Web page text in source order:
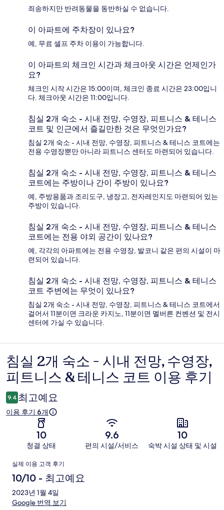
죄송하지만 반려동물을 동반하실 수 없습니다.
이 아파트에 주차장이 있나요?
예, 무료 셀프 주차 이용이 가능합니다.
이 아파트의 체크인 시간과 체크아웃 시간은 언제인가
요?
체크인 시작 시간은 15:00이며, 체크인 종료 시간은 23:00입니
다. 체크아웃 시간은 11:00입니다.
침실 2개 숙소 - 시내 전망, 수영장, 피트니스 & 테니스
코트 및 인근에서 즐길만한 것은 무엇인가요?
침실 2개 숙소 - 시내 전망, 수영장, 피트니스 & 테니스 코트에는
전용 수영장뿐만 아니라 피트니스 센터도 마련되어 있습니다.
침실 2개 숙소 - 시내 전망, 수영장, 피트니스 & 테니스
코트에는 주방이나 간이 주방이 있나요?
예, 주방용품과 조리도구, 냉장고, 전자레인지도 마련되어 있는
주방이 있습니다.
침실 2개 숙소 - 시내 전망, 수영장, 피트니스 & 테니스
코트에는 전용 야외 공간이 있나요?
예, 각각의 아파트에는 전용 수영장, 발코니 같은 편의 시설이 마
련되어 있습니다.
침실 2개 숙소 - 시내 전망, 수영장, 피트니스 & 테니스
코트 주변에는 무엇이 있나요?
침실 2개 숙소 - 시내 전망, 수영장, 피트니스 & 테니스 코트에서
걸어서 11분이면 크라운 카지노, 11분이면 멜버른 컨벤션 및 전시
센터에 가실 수 있습니다.
이
용
후
기
침실 2개 숙소 - 시내 전망, 수영장,
피트니스 & 테니스 코트 이용 후기
9.4 최고예요
이용 후기 6개
10
청결 상태
9.6
편의 시설/서비스
10
숙박 시설 상태 및 시설
이
용
후
실제 이용 고객 후기
10/10 - 최고예요
2023년 1월 4일
Google 번역 보기